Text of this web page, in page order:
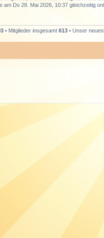
am Do 28. Mai 2026, 10:37 gleichzeitig
• Mitglieder insgesamt 613 • Unser